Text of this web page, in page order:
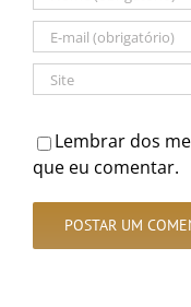
Lembrar dos
que eu comentar.